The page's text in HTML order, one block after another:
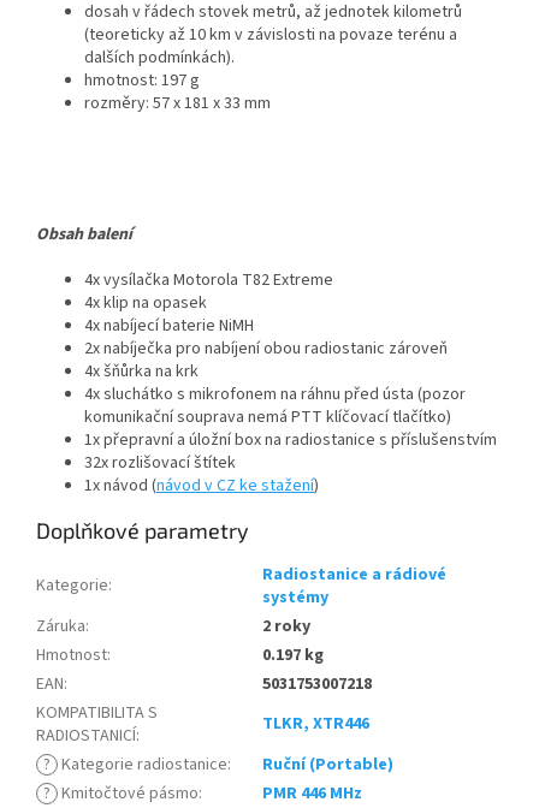
dosah v řádech stovek metrů, až jednotek kilometrů
(teoreticky až 10 km v závislosti na povaze terénu a
dalších podmínkách).
hmotnost: 197 g
rozměry: 57 x 181 x 33 mm
Obsah balení
4x vysílačka Motorola T82 Extreme
4x klip na opasek
4x nabíjecí baterie NiMH
2x nabíječka pro nabíjení obou radiostanic zároveň
4x šňůrka na krk
4x sluchátko s mikrofonem na ráhnu před ústa (pozor
komunikační souprava nemá PTT klíčovací tlačítko)
1x přepravní a úložní box na radiostanice s příslušenstvím
32x rozlišovací štítek
1x návod (návod v CZ ke stažení)
Doplňkové parametry
Kategorie:
Radiostanice a rádiové
systémy
Záruka:
2 roky
Hmotnost:
0.197 kg
EAN:
5031753007218
KOMPATIBILITA S
RADIOSTANICÍ:
TLKR, XTR446
? Kategorie radiostanice:
Ruční (Portable)
? Kmitočtové pásmo:
PMR 446 MHz